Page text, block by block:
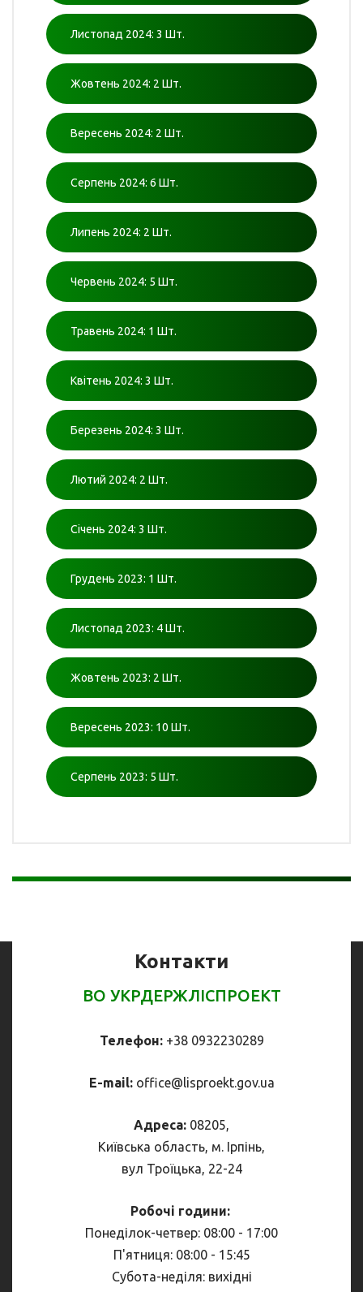
Листопад 2024: 3 Шт.
Жовтень 2024: 2 Шт.
Вересень 2024: 2 Шт.
Серпень 2024: 6 Шт.
Липень 2024: 2 Шт.
Червень 2024: 5 Шт.
Травень 2024: 1 Шт.
Квітень 2024: 3 Шт.
Березень 2024: 3 Шт.
Лютий 2024: 2 Шт.
Січень 2024: 3 Шт.
Грудень 2023: 1 Шт.
Листопад 2023: 4 Шт.
Жовтень 2023: 2 Шт.
Вересень 2023: 10 Шт.
Серпень 2023: 5 Шт.
Контакти
ВО УКРДЕРЖЛІСПРОЕКТ
Телефон:+38 0932230289
E-mail: office@lisproekt.gov.ua
Адреса: 08205,
Київська область, м. Ірпінь,
вул Троїцька, 22-24
Робочі години:
Понеділок-четвер: 08:00 - 17:00
П'ятниця: 08:00 - 15:45
Субота-неділя: вихідні